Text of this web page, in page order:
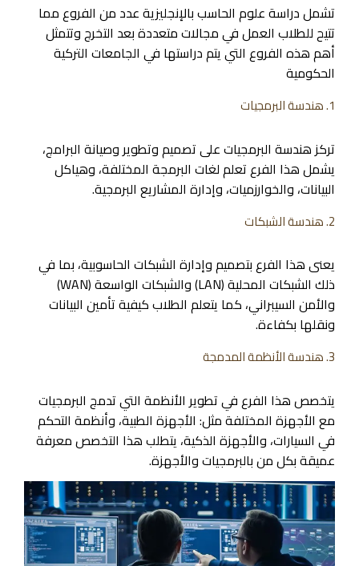
تشمل دراسة علوم الحاسب بالإنجليزية عدد من الفروع مما
تتيح للطلاب العمل في مجالات متعددة بعد التخرج وتتمثل
أهم هذه الفروع التي يتم دراستها في الجامعات التركية
الحكومية
1. هندسة البرمجيات
تركز هندسة البرمجيات على تصميم وتطوير وصيانة البرامج،
يشمل هذا الفرع تعلم لغات البرمجة المختلفة، وهياكل
البيانات، والخوارزميات، وإدارة المشاريع البرمجية.
2. هندسة الشبكات
يعنى هذا الفرع بتصميم وإدارة الشبكات الحاسوبية، بما في
ذلك الشبكات المحلية (LAN) والشبكات الواسعة (WAN)
والأمن السيبراني، كما يتعلم الطلاب كيفية تأمين البيانات
ونقلها بكفاءة.
3. هندسة الأنظمة المدمجة
يتخصص هذا الفرع في تطوير الأنظمة التي تدمج البرمجيات
مع الأجهزة المختلفة مثل: الأجهزة الطبية، وأنظمة التحكم
في السيارات، والأجهزة الذكية، يتطلب هذا التخصص معرفة
عميقة بكل من بالبرمجيات والأجهزة.